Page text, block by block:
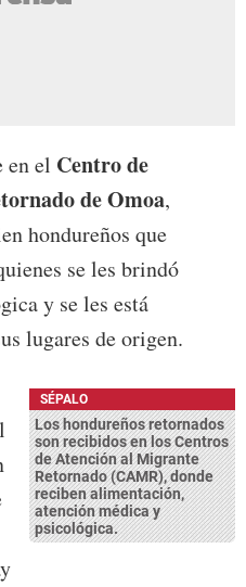
en el Centro de
de Omoa,
hondureños que
se les brindó
y se les está
lugares de origen.
SÉPALO
Los hondureños retornados
son recibidos en los Centros
de Atención al Migrante
Retornado (CAMR), donde
reciben alimentación,
atención médica y
psicológica.